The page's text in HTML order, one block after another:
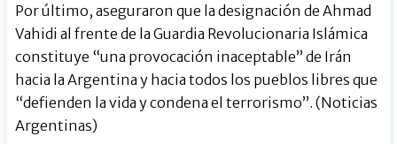
Por último, aseguraron que la designación de Ahmad
Vahidi al frente de la Guardia Revolucionaria Islámica
constituye “una provocación inaceptable” de Irán
hacia la Argentina y hacia todos los pueblos libres que
“defienden la vida y condena el terrorismo”. (Noticias
Argentinas)